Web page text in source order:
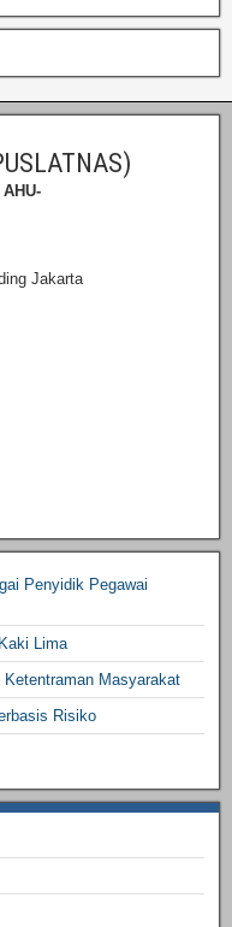
AHU-
Jakarta
Penyidik Pegawai
Lima
Ketentraman Masyarakat
Risiko